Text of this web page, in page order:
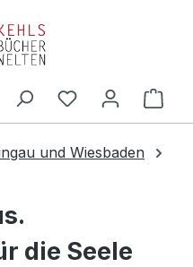
und Wiesbaden
die Seele